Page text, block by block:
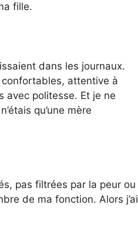
fille.
dans les journaux.
confortables, attentive à
avec politesse. Et je ne
qu’une mère
pas filtrées par la peur ou
de ma fonction. Alors j’ai